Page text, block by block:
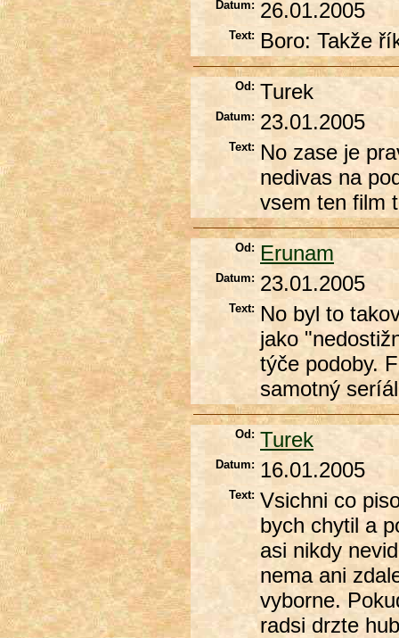
Datum: 26.01.2005
Text: Boro: Takže
Od: Turek
Datum: 23.01.2005
Text: No zase je
nedivas na
vsem ten film
Od: Erunam
Datum: 23.01.2005
Text: No byl to
jako
týče podoby.
samotný
Od: Turek
Datum: 16.01.2005
Text: Vsichni co
bych chytil a
asi nikdy
nema ani
vyborne.
radsi drzte